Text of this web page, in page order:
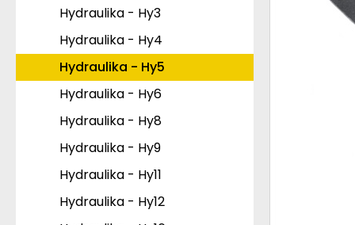
Brzdy - B5
Brzdy - B6
Brzdy - B7
Brzdy - B8
Brzdy - B9
Brzdy - B10
Brzdy - B11
Brzdy - B12
Elektro - E4
Elektro - E5
Hydraulika - Hy3
Hydraulika - Hy4
Hydraulika - Hy5
Hydraulika - Hy6
Hydraulika - Hy8
Hydraulika - Hy9
Hydraulika - Hy11
Hydraulika - Hy12